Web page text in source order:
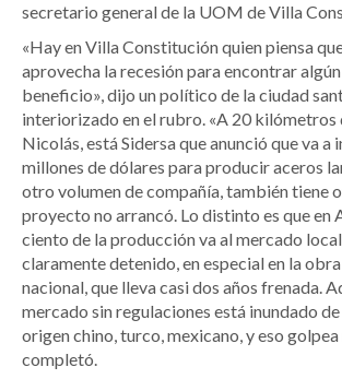
secretario general de la UOM de Villa
«Hay en Villa Constitución quien piensa
aprovecha la recesión para encontrar
beneficio», dijo un político de la ciudad
interiorizado en el rubro. «A 20 kilómetros
Nicolás, está Sidersa que anunció que va a
millones de dólares para producir aceros
otro volumen de compañía, también tiene
proyecto no arrancó. Lo distinto es que en
ciento de la producción va al mercado
claramente detenido, en especial en la
nacional, que lleva casi dos años frenada.
mercado sin regulaciones está inundado
origen chino, turco, mexicano, y eso
completó.